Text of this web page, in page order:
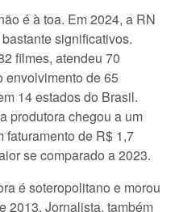
é à toa. Em 2024, a RN
significativos.
filmes, atendeu 70
envolvimento de 65
14 estados do Brasil.
produtora chegou a um
faturamento de R$ 1,7
se comparado a 2023.
é soteropolitano e morou
2013. Jornalista, também